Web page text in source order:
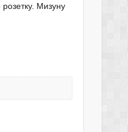
Мизуну